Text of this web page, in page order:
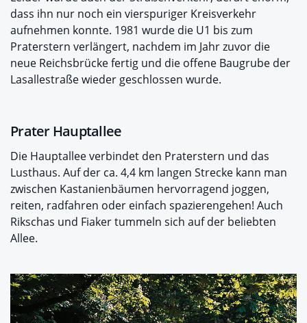
dass ihn nur noch ein vierspuriger Kreisverkehr
aufnehmen konnte. 1981 wurde die U1 bis zum
Praterstern verlängert, nachdem im Jahr zuvor die
neue Reichsbrücke fertig und die offene Baugrube der
Lasallestraße wieder geschlossen wurde.
Prater Hauptallee
Die Hauptalleeverbindet den Praterstern und das
Lusthaus. Auf der ca. 4,4 km langen Strecke kann man
zwischen Kastanienbäumen hervorragend joggen,
reiten, radfahren oder einfach spazierengehen! Auch
Rikschas und Fiaker tummeln sich auf der beliebten
Allee.